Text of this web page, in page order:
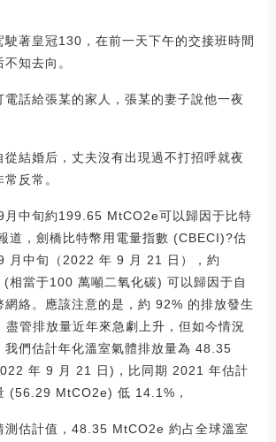
駛著皇冠130，在前一天下午的交接班時間
知去向。
電話給張某的家人，張某的妻子說他一夜
從結婚后，丈夫沒有出現過不打招呼就夜
反常。
月中旬約199.65 MtCO2e可以歸因于比特
道，劍橋比特幣用電量指數 (CBECI)?估
月中旬（2022 年 9 月 21 日），約
相當于100 萬噸二氧化碳) 可以歸因于自
網絡。應該注意的是，約 92% 的排放發生
管排放量近年來急劇上升，但如今情況
我們估計年化溫室氣體排放量為 48.35
年 9 月 21 日)，比同期 2021 年估計
(56.29 MtCO2e) 低 14.1%，
測估計值，48.35 MtCO2e 約占全球溫室